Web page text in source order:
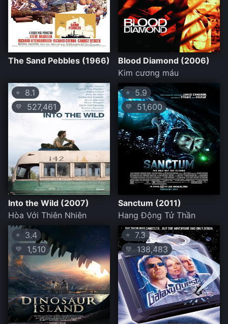
The Sand Pebbles (1966)
Blood Diamond (2006)
Kim cương máu
⭐ 8.1
💛 527,461
Into the Wild (2007)
Hòa Với Thiên Nhiên
⭐ 5.9
💛 51,600
Sanctum (2011)
Hang Động Tử Thần
⭐ 3.4
💛 1,510
⭐ 7.3
💛138,483